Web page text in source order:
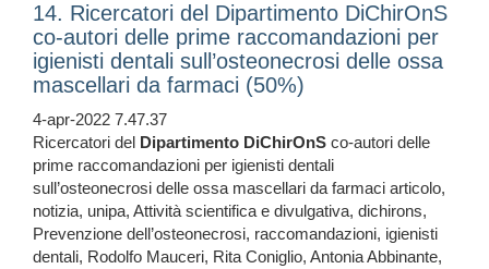
14. Ricercatori del Dipartimento DiChirOnS
co-autori delle prime raccomandazioni per
igienisti dentali sull’osteonecrosi delle ossa
mascellari da farmaci (50%)
4-apr-2022 7.47.37
Ricercatori del Dipartimento DiChirOnS co-autori delle
prime raccomandazioni per igienisti dentali
sull’osteonecrosi delle ossa mascellari da farmaci articolo,
notizia, unipa, Attività scientifica e divulgativa, dichirons,
Prevenzione dell’osteonecrosi, raccomandazioni, igienisti
dentali, Rodolfo Mauceri, Rita Coniglio, Antonia Abbinante,